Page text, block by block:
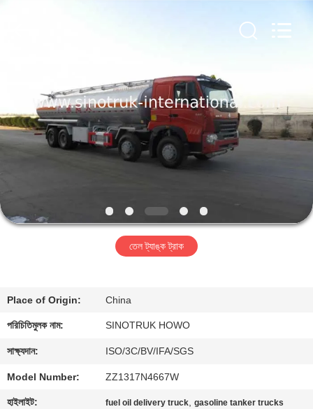
পণ্য
সম্বন্ধে
কারখানা
গুণমান
নিয়ন্ত্রণ
আমাদের
সাথে
তেল ট্যাঙ্ক ট্রাক
Place of Origin: China
পরিচিতিমুলক নাম: SINOTRUK HOWO
সাক্ষ্যদান: ISO/3C/BV/IFA/SGS
Model Number: ZZ1317N4667W
হাইলাইট: fuel oil delivery truck,gasoline tanker trucks